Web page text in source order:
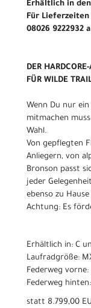
Erhältlich in den
Für
08026 9222932
DER
FÜR WILDE
Wenn Du nur ein
mitmachen
Wahl.
Von gepflegten
Anliegern, von
Bronson passt
jeder
ebenso zu
Achtung: Es
Erhältlich in: C
Laufradgröße:
Federweg vorne:
Federweg
statt 8.799,00